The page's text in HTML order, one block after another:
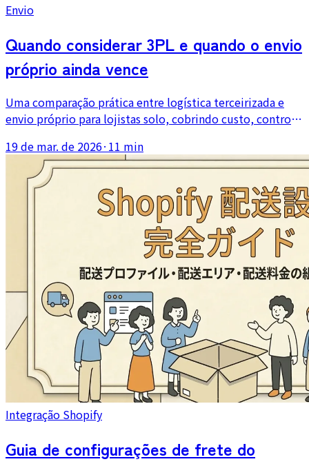
Envio
Quando considerar 3PL e quando o envio
próprio ainda vence
Uma comparação prática entre logística terceirizada e
envio próprio para lojistas solo, cobrindo custo, controle
justifica a terceirização.
19 de mar. de 2026· 11 min
Integração Shopify
Guia de configurações de frete do